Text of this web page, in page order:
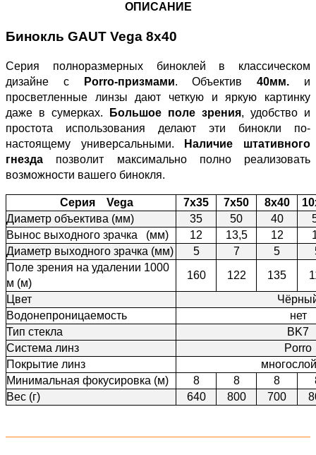
ОПИСАНИЕ
Бинокль GAUT Vega 8x40
Серия полноразмерных биноклей в классическом
дизайне с
Porro-призмами. Объектив40мм. и
просветленные линзы дают четкую и яркую картинку
даже в сумерках.
Большое поле зрения, удобство и
простота использования делают эти бинокли по-
настоящему универсальными.
Наличие штативного
гнезда позволит максимально полно реализовать
возможности вашего бинокля.
Серия Vega 7х35 7х50 8х40
Диаметр объектива (мм)
35 50 40
Вынос выходного зрачка (мм)
12 13,5 12
Диаметр выходного зрачка (мм)
5 7 5
Поле зрения на удалении 1000
м (м)
160 122 135
Цвет
Водонепроницаемость
нет
Тип стекла
BK7
Система линз
Porro
Покрытие линз
Минимальная фокусировка (м)
8 8 8
Вес (г)
640 800 700